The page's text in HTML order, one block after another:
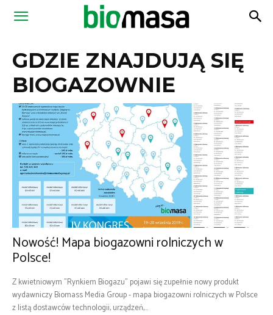
Magazyn
GDZIE ZNAJDUJĄ SIĘ
BIOGAZOWNIE
Nowość! Mapa biogazowni rolniczych w
Polsce!
Z kwietniowym "Rynkiem Biogazu" pojawi się zupełnie nowy produkt
wydawniczy Biomass Media Group - mapa biogazowni rolniczych w Polsce
z listą dostawców technologii, urządzeń,...